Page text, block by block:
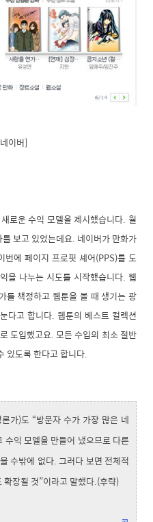
이버]
로운 수익 모델을 제시했습니다. 월
보고 있었는데요. 네이버가 만화가
번에 페이지 프로핏 셰어(PPS)를 도
을 나누는 시도를 시작했습니다. 웹
를 책정하고 웹툰을 볼 때 생기는 광
다고 합니다. 웹툰의 베스트 컬렉션
도입했고요. 모든 수입의 최소 절반
있도록 한다고 합니다.
가)도 “방문자 수가 가장 많은 네
수익 모델을 만들어 냈으므로 다른
수밖에 없다. 그러다 보면 전체적
장될 것”이라고 말했다.(후략)